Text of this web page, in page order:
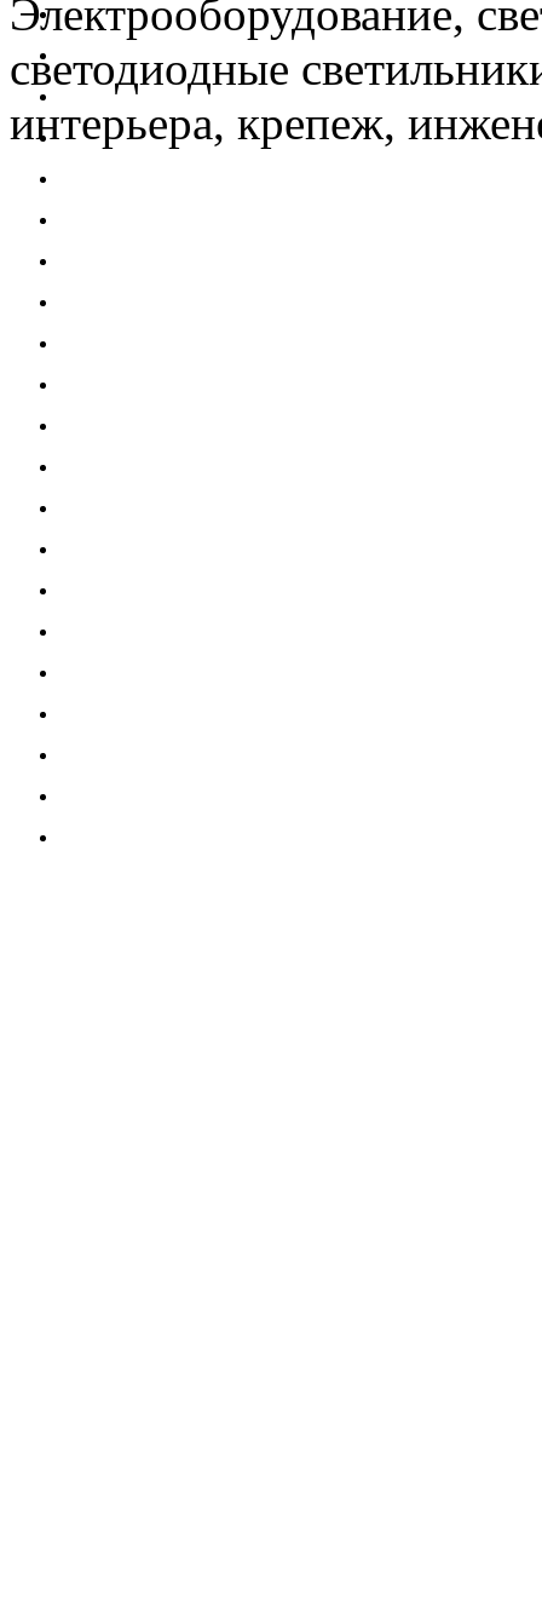
Электрооборудование,
светодиодные
интерьера, крепеж,